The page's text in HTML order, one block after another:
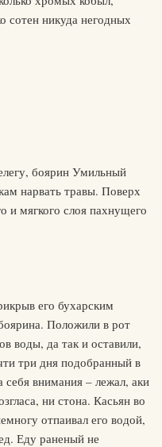
сотен никуда негодных
боярин Умильный
нарвать травы. Поверх
и мягкого слоя пахнущего
его бухарским
Положили в рот
воды, да так и оставили,
три дня подобранный в
себя внимания – лежал, аки
ни стона. Касьян во
отпаивал его водой,
Еду раненый не